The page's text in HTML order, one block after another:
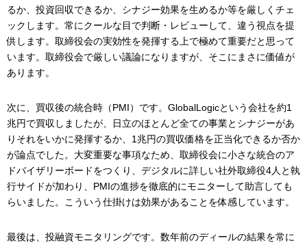
るか、投資回収できるか、シナジー効果を生めるか等を厳しくチェ
ックします。常にクールな目で判断・レビューして、違う視点を提
供します。取締役会の実効性を発揮する上で極めて重要だと思って
います。取締役会で厳しい議論になりますが、そこにまさに価値が
あります。
次に、買収後の統合時（PMI）です。GlobalLogicという会社を約1
兆円で買収しましたが、日立のほとんど全ての事業とシナジーがあ
りそれをいかに発揮するか、1兆円の買収価格を正当化できるか否か
が論点でした。大変重要な事項なため、取締役会に小さな統合のア
ドバイザリーボードをつくり、デジタルに詳しい社外取締役4人と執
行サイドが加わり、PMIの進捗を徹底的にモニターして助言しても
らいました。こういう仕掛けは効果があることを体感しています。
最後は、投融資モニタリングです。数年前のディールの結果を常に